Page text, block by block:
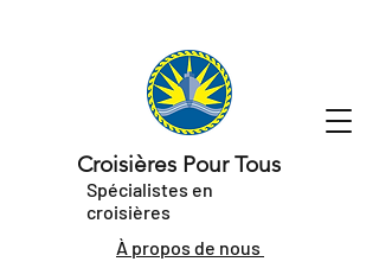
Croisières Pour Tous
Spécialistes en
croisières
À propos de nous